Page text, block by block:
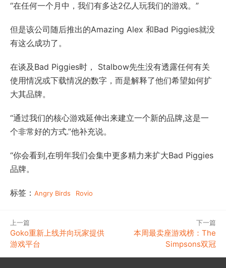
“在任何一个月中，我们有多达2亿人玩我们的游戏。”
但是该公司随后推出的Amazing Alex 和Bad Piggies就没
有这么成功了。
在谈及Bad Piggies时， Stalbow先生没有透露任何有关
使用情况或下载情况的数字，而是解释了他们希望如何扩
大其品牌。
“通过我们的核心游戏延伸出来建立一个新的品牌,这是一
个非常好的方式.”他补充说。
“你会看到,在明年我们会集中更多精力来扩大Bad Piggies
品牌。
标签： Angry Birds Rovio
上一篇
Goko重新上线并向玩家提供
游戏平台
下一篇
本周最卖座游戏榜：The
Simpsons双冠